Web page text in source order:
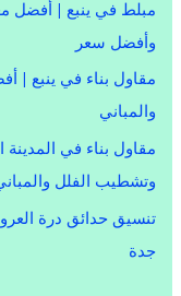
مبلط في ينبع | أفضل
وأفضل سعر
مقاول بناء في ينبع |
والمباني
مقاول بناء في
وتشطيب الفلل
تنسيق حدائق درة
جدة